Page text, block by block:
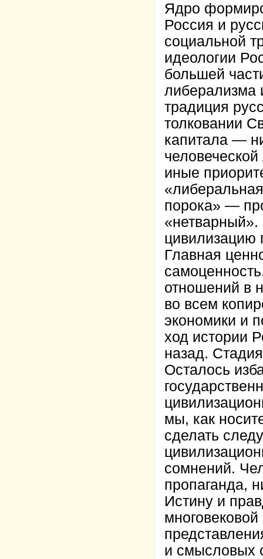
Ядро
Россия и
социальной
идеологии
большей
либерализма
традиция
толковании
капитала —
иные
порока» —
цивилизацию
Главная
отношений в
во всем
экономики и
ход истории
назад.
Осталось
мы, как
сделать
сомнений.
пропаганда,
Истину и
и смысловых